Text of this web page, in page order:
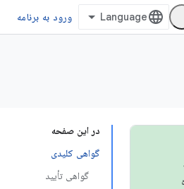
ورود به برنامه
در این صفحه
گواهی کلیدی
گواهی تأیید